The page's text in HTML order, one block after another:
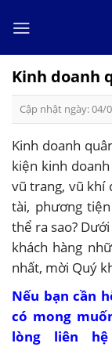
Kinh doanh
Cập nhật ngày: 04/
Kinh doanh
kiện kinh
vũ trang, vũ khí
tài, phương
thể ra sao?
khách hàng
nhất, mời Quý
Nếu bạn cần
có mong
lòng liên